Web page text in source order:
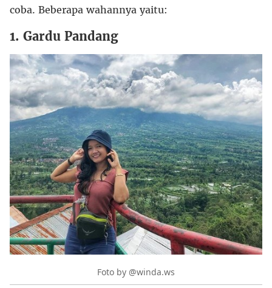
coba. Beberapa wahannya yaitu:
1. Gardu Pandang
Foto by @winda.ws